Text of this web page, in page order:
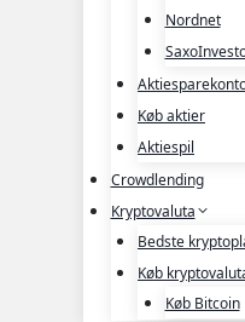
Nordnet
Køb aktier
Aktiespil
Crowdlending
Kryptovaluta
Bedste
Køb
Køb Bitcoin